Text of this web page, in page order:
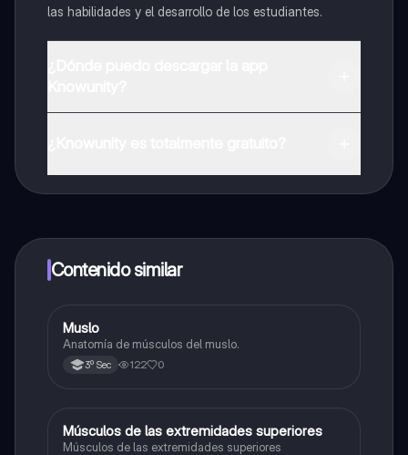
las habilidades y el desarrollo de los estudiantes.
a determinadas funciones.
Contenido similar
Biología
Muslo
Anatomía de músculos del muslo.
3º Sec 122 0
Biología
Músculos de las extremidades superiores
Músculos de las extremidades superiores